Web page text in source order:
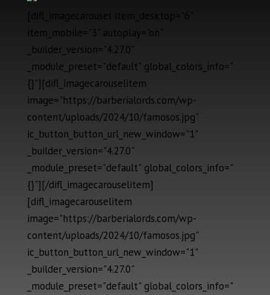
item_mobile="3" autoplay="on"
_builder_version="4.27.0"
_module_preset="default" global_colors_info="
{}"][difl_imagecarouselitem
image="https://barberialords.com/wp-
content/uploads/2024/10/famosos.jpg"
ic_button_button_url_new_window="1"
_builder_version="4.27.0"
_module_preset="default" global_colors_info="
{}"][/difl_imagecarouselitem]
[difl_imagecarouselitem
image="https://barberialords.com/wp-
content/uploads/2024/10/famosos.jpg"
ic_button_button_url_new_window="1"
_builder_version="4.27.0"
_module_preset="default" global_colors_info="